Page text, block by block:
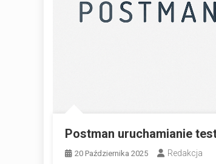
Postman uruchamianie
20 Października 2025 Redakcja